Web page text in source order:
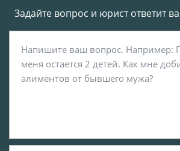
Задайте вопрос и юрист ответит